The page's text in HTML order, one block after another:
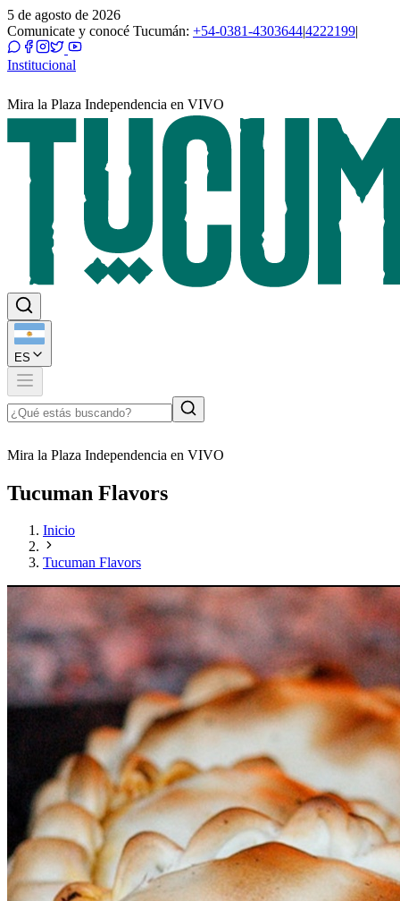
5 de agosto de 2026
Comunicate y conocé Tucumán: +54-0381-4303644|4222199|
Institucional
Mira la Plaza Independencia en VIVO
ES
Mira la Plaza Independencia en VIVO
Tucuman Flavors
Inicio
Tucuman Flavors